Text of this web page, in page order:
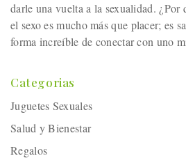
darle una vuelta a la sexualidad. ¿Por
el sexo es mucho más que placer; es
forma increíble de conectar con uno
Categorias
Juguetes Sexuales
Salud y Bienestar
Regalos